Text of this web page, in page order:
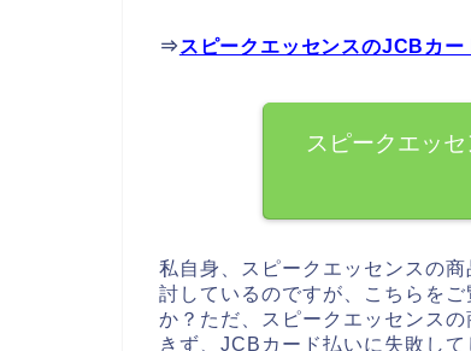
⇒ スピークエッセンスのJCBカ
スピークエッ
私自身、スピークエッセンスの
討しているのですが、こちらを
か？ただ、スピークエッセンス
きず、JCBカード払いに失敗して